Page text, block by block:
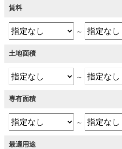
賃料
～
土地面積
～
専有面積
～
最適用途